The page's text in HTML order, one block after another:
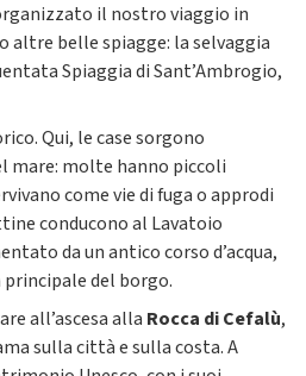
il nostro viaggio in
altre belle spiagge: la selvaggia
Spiaggia di Sant’Ambrogio,
Qui, le case sorgono
mare: molte hanno piccoli
come vie di fuga o approdi
conducono al Lavatoio
da un antico corso d’acqua,
del borgo.
all’ascesa alla Rocca di Cefalù,
sulla città e sulla costa. A